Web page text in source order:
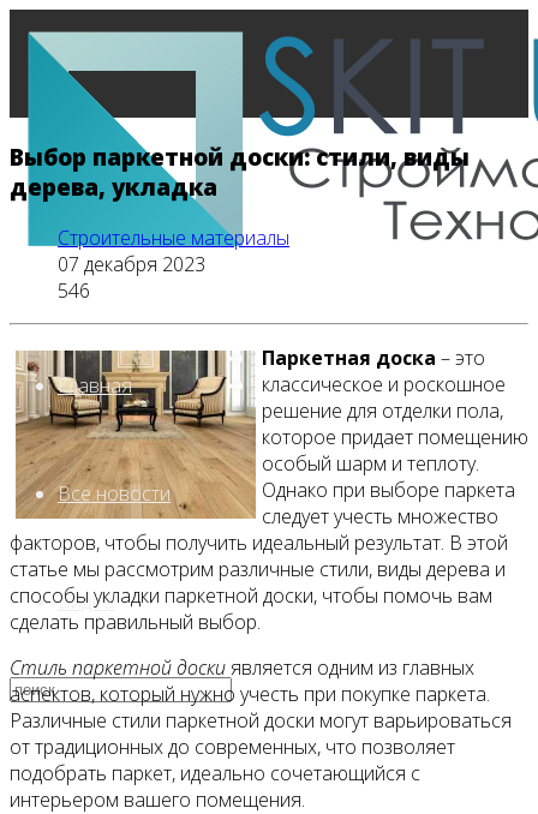
Главная
Все новости
Видео
Выбор паркетной доски: стили, виды
дерева, укладка
Строительные материалы
07 декабря 2023
546
Паркетная доска – это
классическое и роскошное
решение для отделки пола,
которое придает помещению
особый шарм и теплоту.
Однако при выборе паркета
следует учесть множество
факторов, чтобы получить идеальный результат. В этой
статье мы рассмотрим различные стили, виды дерева и
способы укладки паркетной доски, чтобы помочь вам
сделать правильный выбор.
Стиль паркетной доски является одним из главных
аспектов, который нужно учесть при покупке паркета.
Различные стили паркетной доски могут варьироваться
от традиционных до современных, что позволяет
подобрать паркет, идеально сочетающийся с
интерьером вашего помещения.